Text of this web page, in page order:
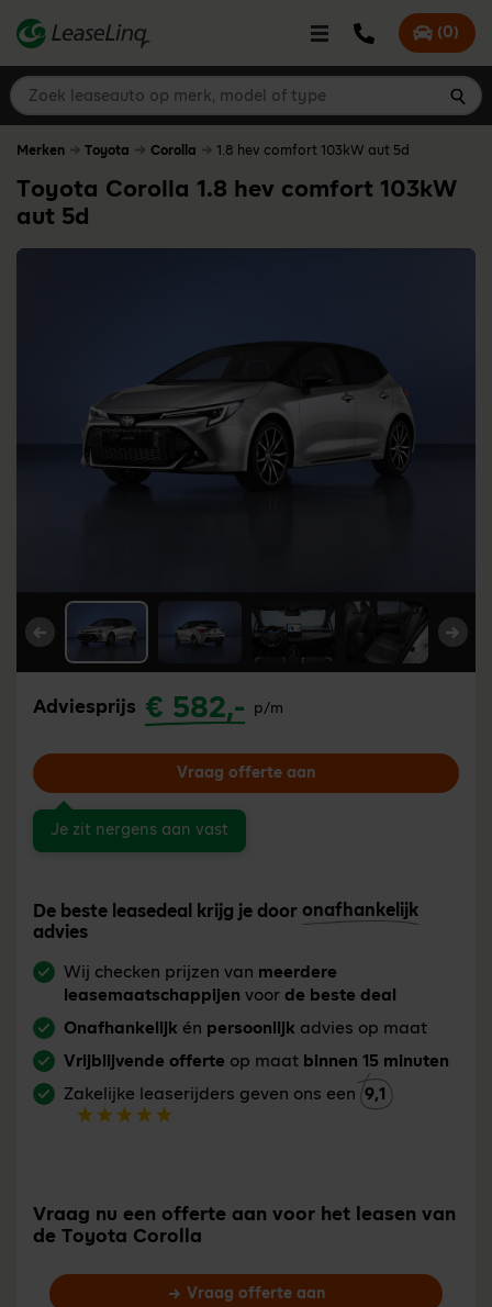
Bel LeaseLinq
Mijn
(0)
Zoek leaseauto op merk, model of type
Merken Toyota Corolla 1.8 hev comfort 103kW aut 5d
Toyota Corolla 1.8 hev comfort 103kW
aut 5d
Vorige
Adviesprijs € 582,- p/m
Vraag offerte aan
Je zit nergens aan vast
De beste leasedeal krijg je door onafhankelijk
advies
Wij checken prijzen van meerdere
leasemaatschappijen voor de beste deal
Onafhankelijk én persoonlijk advies op maat
Vrijblijvende offerte op maat binnen 15 minuten
Zakelijke leaserijders geven ons een 9,1
Vraag nu een offerte aan voor het leasen van
de Toyota Corolla
Vraag offerte aan